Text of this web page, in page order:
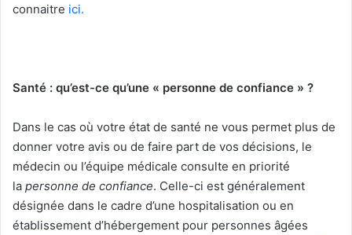
connaitre ici.
Santé : qu’est-ce qu’une « personne de confiance » ?
Dans le cas où votre état de santé ne vous permet plus de
donner votre avis ou de faire part de vos décisions, le
médecin ou l’équipe médicale consulte en priorité
la personne de confiance. Celle-ci est généralement
désignée dans le cadre d’une hospitalisation ou en
établissement d’hébergement pour personnes âgées